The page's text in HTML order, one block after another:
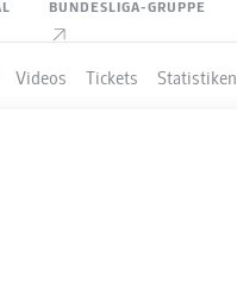
BUNDESLIGA-GRUPPE
Videos Tickets Statistiken